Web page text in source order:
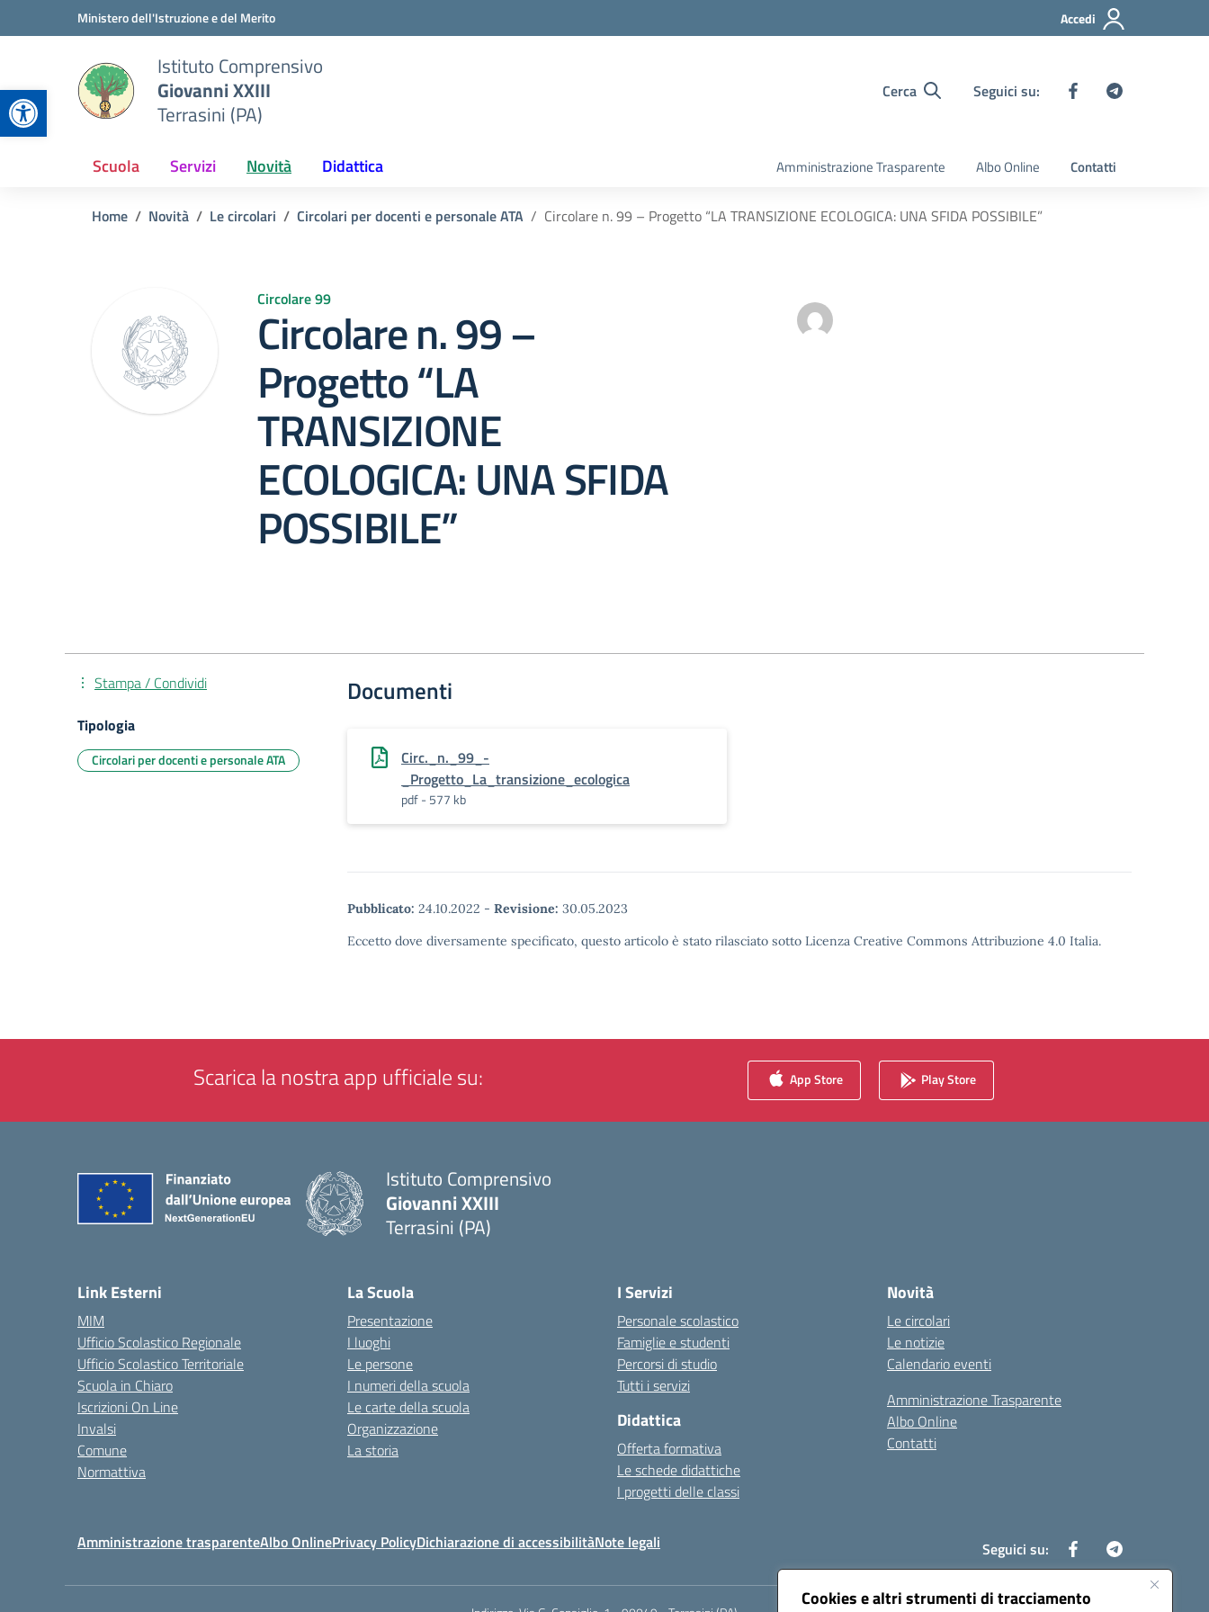
Apri la barra degli strumenti
Cookies e altri strumenti di tracciamento
Vai ai contenuti
Vai al menu di navigazioneMinistero dell'Istruzione e del Merito Accedi
Istituto Comprensivo
Giovanni XXIII
Terrasini (PA)
Cerca Seguici su:
Scuola Servizi Novità Didattica Amministrazione Trasparente Albo Online Contatti
Home Novità Le circolari Circolari per docenti e personale ATA Circolare n. 99 – Progetto “LA TRANSIZIONE ECOLOGICA: UNA SFIDA POSSIBILE”
Circolare 99
Circolare n. 99 –
Progetto “LA
TRANSIZIONE
ECOLOGICA: UNA SFIDA
POSSIBILE”
Documenti
Circ._n._99_-
_Progetto_La_transizione_ecologica
pdf - 577 kb
Pubblicato: 24.10.2022 - Revisione: 30.05.2023
Eccetto dove diversamente specificato, questo articolo è stato rilasciato sotto Licenza Creative Commons Attribuzione 4.0 Italia.
Stampa / Condividi
Tipologia
Circolari per docenti e personale ATA
Scarica la nostra app ufficiale su: App Store Play Store
Istituto Comprensivo
Giovanni XXIII
Terrasini (PA)
Link Esterni
MIM
Ufficio Scolastico Regionale
Ufficio Scolastico Territoriale
Scuola in Chiaro
Iscrizioni On Line
Invalsi
Comune
Normattiva
La Scuola
Presentazione
I luoghi
Le persone
I numeri della scuola
Le carte della scuola
Organizzazione
La storia
I Servizi
Personale scolastico
Famiglie e studenti
Percorsi di studio
Tutti i servizi
Didattica
Offerta formativa
Le schede didattiche
I progetti delle classi
Novità
Le circolari
Le notizie
Calendario eventi
Amministrazione Trasparente
Albo Online
Contatti
Amministrazione trasparenteAlbo OnlinePrivacy PolicyDichiarazione di accessibilitàNote legali Seguici su: